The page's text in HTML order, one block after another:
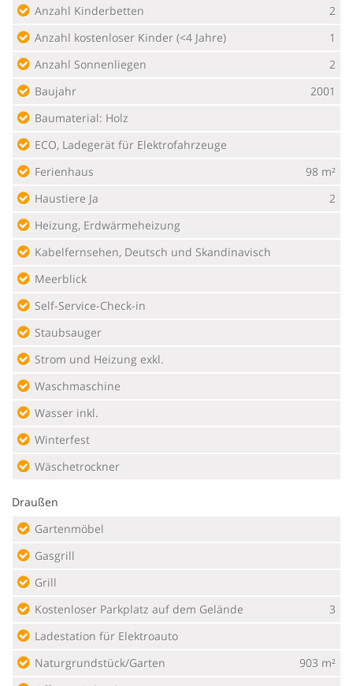
Anzahl Kinderbetten
2
Anzahl kostenloser Kinder (<4 Jahre)
1
Anzahl Sonnenliegen
2
Baujahr
2001
Baumaterial: Holz
ECO, Ladegerät für Elektrofahrzeuge
Ferienhaus
98 m²
Haustiere Ja
2
Heizung, Erdwärmeheizung
Kabelfernsehen, Deutsch und Skandinavisch
Meerblick
Self-Service-Check-in
Staubsauger
Strom und Heizung exkl.
Waschmaschine
Wasser inkl.
Winterfest
Wäschetrockner
Draußen
Gartenmöbel
Gasgrill
Grill
Kostenloser Parkplatz auf dem Gelände
3
Ladestation für Elektroauto
Naturgrundstück/Garten
903 m²